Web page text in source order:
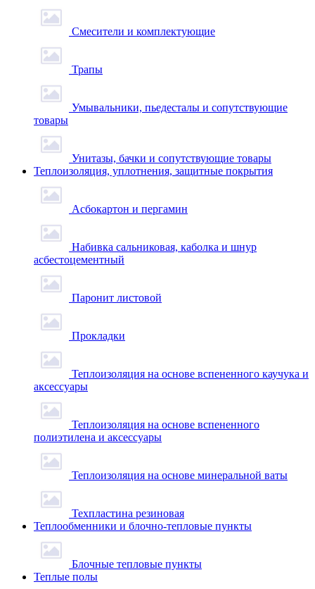
Смесители и комплектующие
Трапы
Умывальники, пьедесталы и сопутствующие
товары
Унитазы, бачки и сопутствующие товары
Теплоизоляция, уплотнения, защитные покрытия
Асбокартон и пергамин
Набивка сальниковая, каболка и шнур
асбестоцементный
Паронит листовой
Прокладки
Теплоизоляция на основе вспененного каучука и
аксессуары
Теплоизоляция на основе вспененного
полиэтилена и аксессуары
Теплоизоляция на основе минеральной ваты
Техпластина резиновая
Теплообменники и блочно-тепловые пункты
Блочные тепловые пункты
Теплые полы